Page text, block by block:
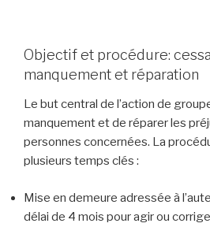
Objectif et procédure:
manquement et réparation
Le but central de l’action de
manquement et de réparer les
personnes concernées. La
plusieurs temps clés :
Mise en demeure adressée à
délai de 4 mois pour agir ou